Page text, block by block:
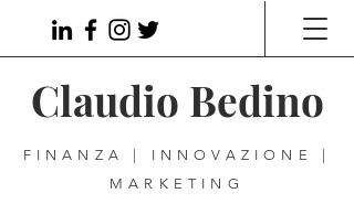
Claudio Bedino
FINANZA | INNOVAZIONE |
MARKETING